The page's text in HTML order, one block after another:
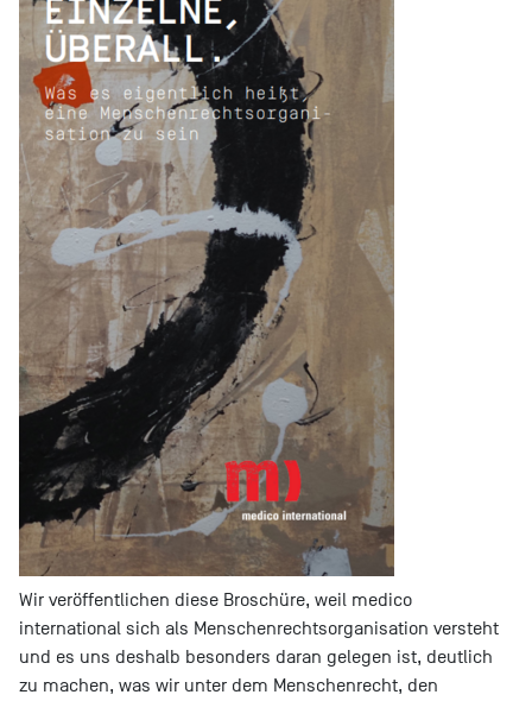
Wir veröffentlichen diese Broschüre, weil medico
international sich als Menschenrechtsorganisation versteht
und es uns deshalb besonders daran gelegen ist, deutlich
zu machen, was wir unter dem Menschenrecht, den